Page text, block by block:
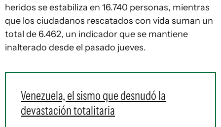
heridos se estabiliza en 16.740 personas, mientras
que los ciudadanos rescatados con vida suman un
total de 6.462, un indicador que se mantiene
inalterado desde el pasado jueves.
Venezuela, el sismo que desnudó la
devastación totalitaria